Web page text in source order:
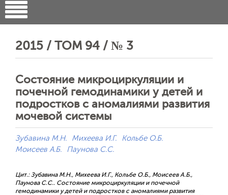
2015 / ТОМ 94 / № 3
Состояние микроциркуляции и
почечной гемодинамики у детей и
подростков с аномалиями развития
мочевой системы
Зубавина М.Н. Михеева И.Г.
Кольбе О.Б.
Моисеев А.Б.
Паунова С.С.
Цит.: Зубавина М.Н., Михеева И.Г., Кольбе О.Б., Моисеев А.Б.,
Паунова С.С.. Состояние микроциркуляции и почечной
гемодинамики у детей и подростков с аномалиями развития